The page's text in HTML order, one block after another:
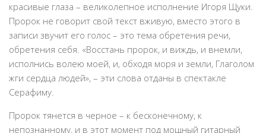
красивые глаза – великолепное исполнение Игоря Щуки.
Пророк не говорит свой текст вживую, вместо этого в
записи звучит его голос – это тема обретения речи,
обретения себя. «Восстань пророк, и виждь, и внемли,
исполнись волею моей, и, обходя моря и земли, Глаголом
жги сердца людей», – эти слова отданы в спектакле
Серафиму.
Пророк тянется в черное – к бесконечному, к
непознанному, и в этот момент под мощный гитарный